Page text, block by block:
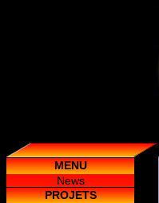
MENU
News
PROJETS